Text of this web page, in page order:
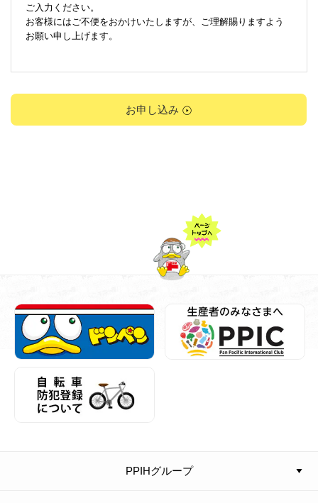
ご入力ください。
お客様にはご不便をおかけいたしますが、ご理解賜りますよう
お願い申し上げます。
お申し込み
PPIHグループ